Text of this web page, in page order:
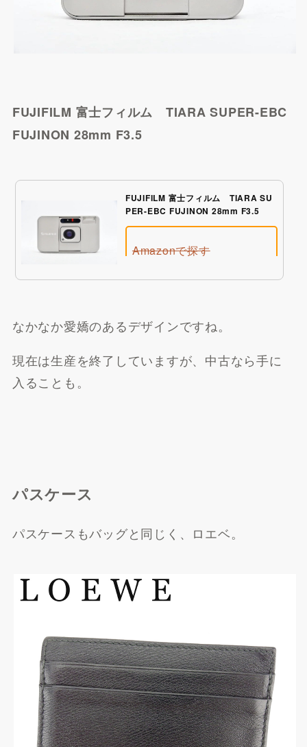
FUJIFILM 富士フィルム TIARA SUPER-EBC
FUJINON 28mm F3.5
FUJIFILM 富士フィルム TIARA SU
PER-EBC FUJINON 28mm F3.5
Amazonで探す
Yahoo!ショッピングで探
なかなか愛嬌のあるデザインですね。
現在は生産を終了していますが、中古なら手に
入ることも。
パスケース
パスケースもバッグと同じく、ロエベ。